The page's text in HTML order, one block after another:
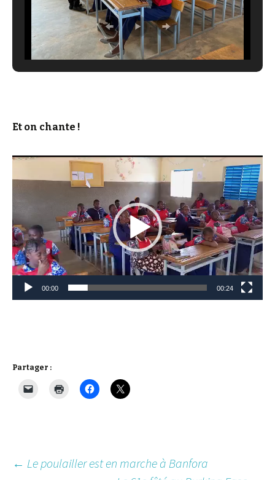
Et on chante !
Lecteur
vidéo
00:00 00:24
Partager :
Post
← Le poulailler est en marche à Banfora